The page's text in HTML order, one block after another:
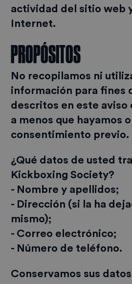
actividad del sitio web
Internet.
PROPÓSITOS
No recopilamos ni
información para fines
descritos en este aviso
a menos que hayamos
consentimiento previo.
¿Qué datos de usted
Kickboxing Society?
- Nombre y apellidos;
- Dirección (si la ha
mismo);
- Correo electrónico;
- Número de teléfono.
Conservamos sus